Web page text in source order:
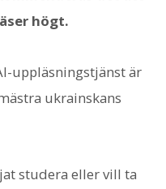
högt.
uppläsningstjänst är
ukrainskans
studera eller vill ta